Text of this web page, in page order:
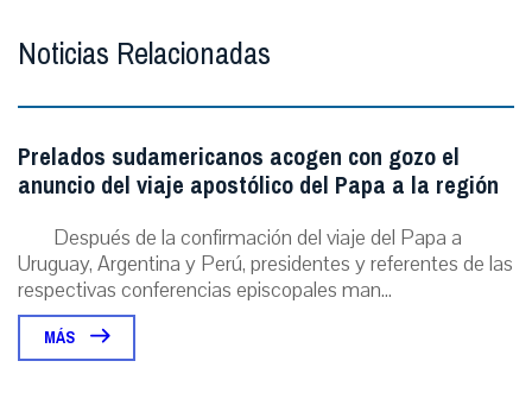
Noticias Relacionadas
Prelados sudamericanos acogen con gozo el
anuncio del viaje apostólico del Papa a la región
Después de la confirmación del viaje del Papa a
Uruguay, Argentina y Perú, presidentes y referentes de las
respectivas conferencias episcopales man...
MÁS